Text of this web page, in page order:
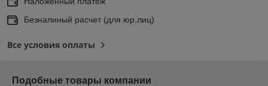
Безналиный расчет (для юр.лиц)
Все условия оплаты
Подобные товары компании